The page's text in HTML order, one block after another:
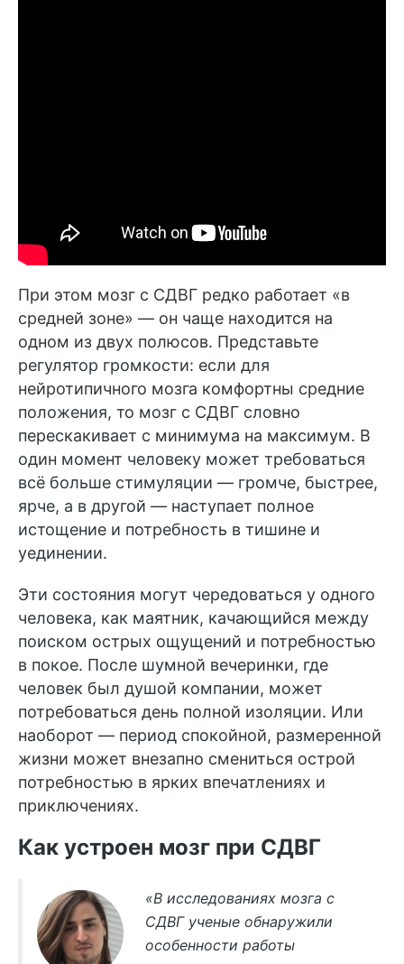
При этом мозг с СДВГ редко работает «в
средней зоне» — он чаще находится на
одном из двух полюсов. Представьте
регулятор громкости: если для
нейротипичного мозга комфортны средние
положения, то мозг с СДВГ словно
перескакивает с минимума на максимум. В
один момент человеку может требоваться
всё больше стимуляции — громче, быстрее,
ярче, а в другой — наступает полное
истощение и потребность в тишине и
уединении.
Эти состояния могут чередоваться у одного
человека, как маятник, качающийся между
поиском острых ощущений и потребностью
в покое. После шумной вечеринки, где
человек был душой компании, может
потребоваться день полной изоляции. Или
наоборот — период спокойной, размеренной
жизни может внезапно смениться острой
потребностью в ярких впечатлениях и
приключениях.
Как устроен мозг при СДВГ
«В исследованиях мозга с
СДВГ ученые обнаружили
особенности работы